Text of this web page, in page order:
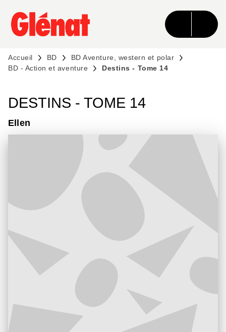
MENU RECHERCHE CONTENU
PIED DE PAGE
Accueil BD
BD Aventure, western et polar
BD - Action et aventure
Destins - Tome 14
DESTINS - TOME 14
Ellen